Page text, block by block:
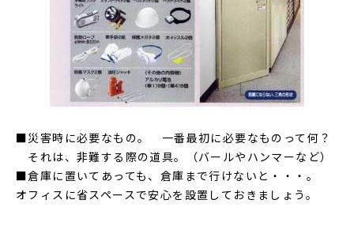
■災害時に必要なもの。 一番最初に必要なものって何？
それは、非難する際の道具。（バールやハンマーなど）
■倉庫に置いてあっても、倉庫まで行けないと・・・。
オフィスに省スペースで安心を設置しておきましょう。